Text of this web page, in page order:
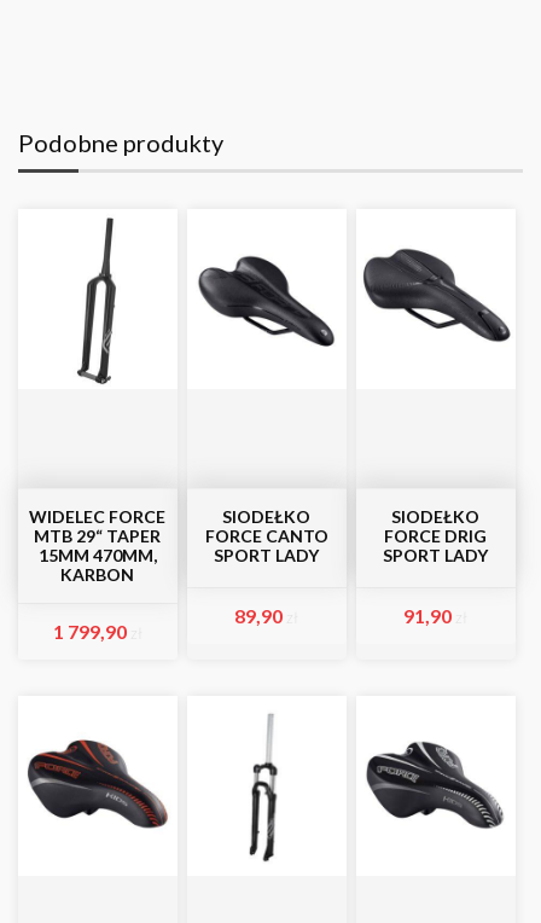
Podobne produkty
WIDELEC FORCE
MTB 29“ TAPER
15MM 470MM,
KARBON
1 799,90
SIODEŁKO
FORCE CANTO
SPORT LADY
89,90
SIODEŁKO
FORCE DRIG
SPORT LADY
91,90